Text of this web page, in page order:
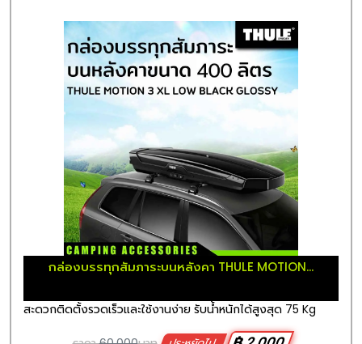
กล่องบรรทุกสัมภาระบนหลังคา THULE MOTION...
สะดวกติดตั้งรวดเร็วและใช้งานง่าย รับน้ำหนักได้สูงสุด 75 Kg